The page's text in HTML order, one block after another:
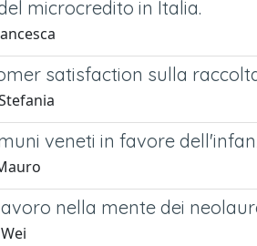
microcredito in Italia.
satisfaction sulla
veneti in favore
nella mente dei